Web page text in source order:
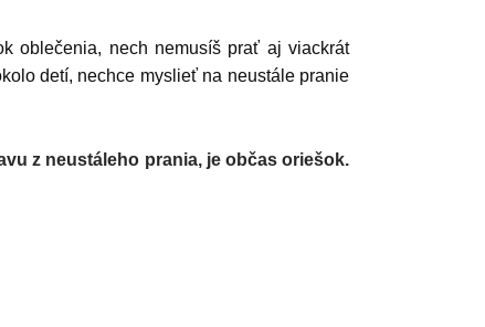
oblečenia, nech nemusíš prať aj viackrát
detí, nechce myslieť na neustále pranie
z neustáleho prania, je občas oriešok.